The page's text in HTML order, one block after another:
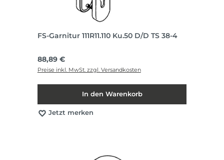
FS-Garnitur 111R11.110 Ku.50 D/D TS 38-4
Regulärer Preis:
88,89 €
Preise inkl. MwSt. zzgl. Versandkosten
In den Warenkorb
Jetzt merken